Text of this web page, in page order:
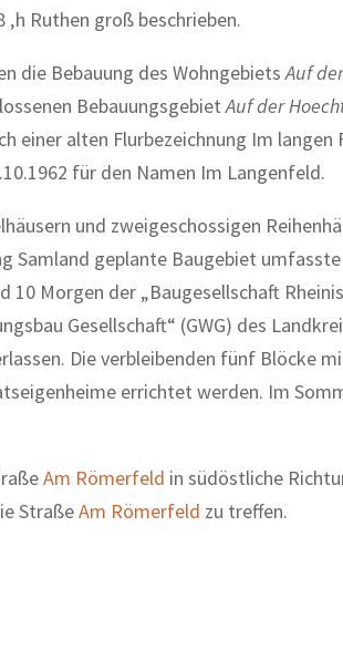
Ruthen groß beschrieben.
die Bebauung des WohngebietsAuf
BebauungsgebietAuf der
einer alten Flurbezeichnung Im
für den Namen Im Langenfeld.
und zweigeschossigen
Samland geplante Baugebiet
10 Morgen der „Baugesellschaft
Gesellschaft“ (GWG) des
Die verbleibenden fünf Blöcke
errichtet werden. Im
Am Römerfeld in südöstliche
StraßeAm Römerfeld zu treffen.